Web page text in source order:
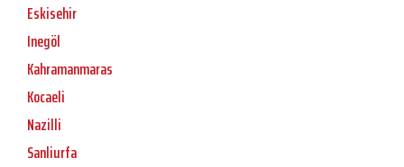
Eskisehir
Inegöl
Kahramanmaras
Kocaeli
Nazilli
Sanliurfa